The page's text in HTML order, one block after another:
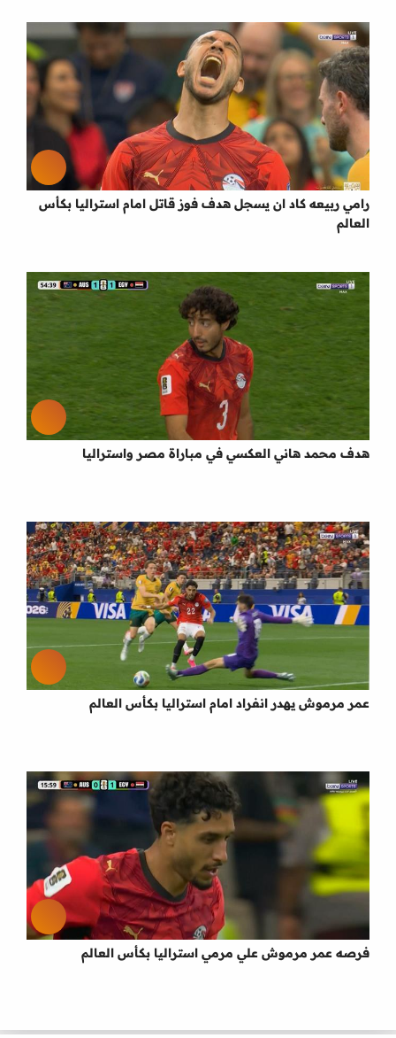
رامي ربيعه كاد ان يسجل هدف فوز قاتل امام استراليا بكأس
العالم
هدف محمد هاني العكسي في مباراة مصر واستراليا
عمر مرموش يهدر انفراد امام استراليا بكأس العالم
فرصه عمر مرموش علي مرمي استراليا بكأس العالم